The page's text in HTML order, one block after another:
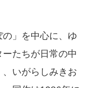
」を中心に、ゆ
たちが日常の中
いがらしみきお